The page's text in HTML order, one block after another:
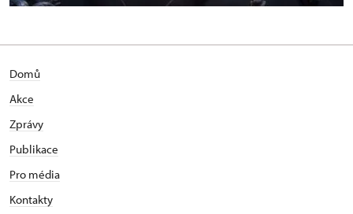
Domů
Akce
Zprávy
Publikace
Pro média
Kontakty